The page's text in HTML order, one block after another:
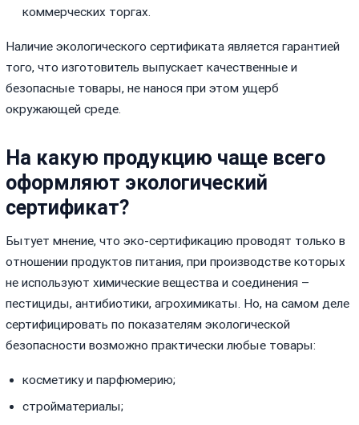
коммерческих торгах.
Наличие экологического сертификата является гарантией
того, что изготовитель выпускает качественные и
безопасные товары, не нанося при этом ущерб
окружающей среде.
На какую продукцию чаще всего
оформляют экологический
сертификат?
Бытует мнение, что эко-сертификацию проводят только в
отношении продуктов питания, при производстве которых
не используют химические вещества и соединения –
пестициды, антибиотики, агрохимикаты. Но, на самом деле
сертифицировать по показателям экологической
безопасности возможно практически любые товары:
косметику и парфюмерию;
стройматериалы;